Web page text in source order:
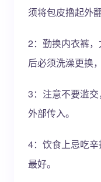
须将包皮撸起外
2：勤换内衣裤
后必须洗澡更换
3：注意不要滥
外部传入。
4：饮食上忌吃
最好。